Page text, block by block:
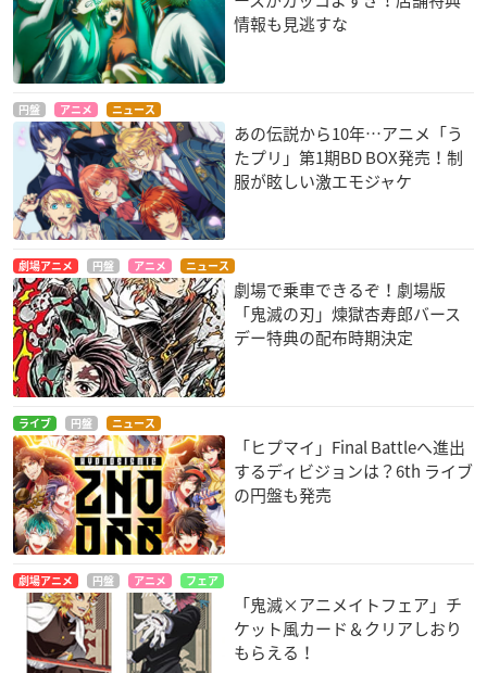
情報も見逃すな
円盤 アニメ ニュース
あの伝説から10年…アニメ「う
たプリ」第1期BD BOX発売！制
服が眩しい激エモジャケ
劇場アニメ 円盤 アニメ ニュース
劇場で乗車できるぞ！劇場版
「鬼滅の刃」煉獄杏寿郎バース
デー特典の配布時期決定
ライブ 円盤 ニュース
「ヒプマイ」Final Battleへ進出
するディビジョンは？6th ライブ
の円盤も発売
劇場アニメ 円盤 アニメ フェア
「鬼滅×アニメイトフェア」チ
ケット風カード＆クリアしおり
もらえる！